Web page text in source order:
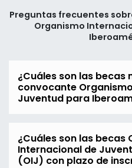
Preguntas frecuentes
Organismo
¿Cuáles son las becas
convocante
Juventud para
¿Cuáles son las becas
Internacional de
(OIJ) con plazo de